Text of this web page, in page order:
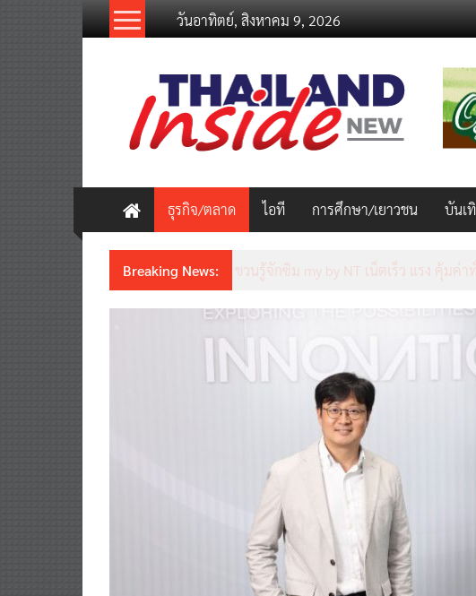
วันอาทิตย์, สิงหาคม 9, 2026
thailandinsidenew.com
Thailand
Inside
New
ธุรกิจ/ตลาด ไอที การศึกษา/เยาวชน บันเ
Breaking News: ชวนรู้จักซิม my by NT เน็ตเร็ว แรง คุ้มค่